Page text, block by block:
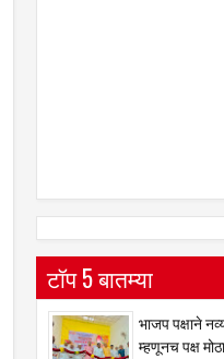
टॉप 5 बातम्या
भाजप पक्षाने
म्हणूनच पक्ष